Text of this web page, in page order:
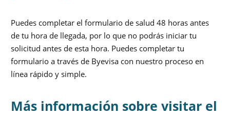
Puedes completar el formulario de salud 48 horas antes
de tu hora de llegada, por lo que no podrás iniciar tu
solicitud antes de esta hora. Puedes completar tu
formulario a través de Byevisa con nuestro proceso en
línea rápido y simple.
Más información sobre visitar el